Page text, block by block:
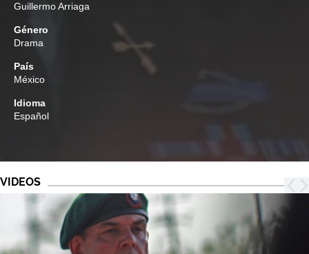
Guillermo Arriaga
Género
Drama
País
México
Idioma
Español
VIDEOS